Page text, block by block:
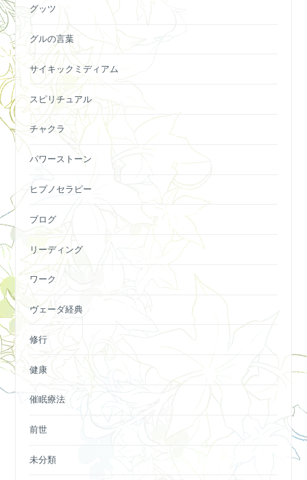
グッツ
グルの言葉
サイキックミディアム
スピリチュアル
チャクラ
パワーストーン
ヒプノセラピー
ブログ
リーディング
ワーク
ヴェーダ経典
修行
健康
催眠療法
前世
未分類